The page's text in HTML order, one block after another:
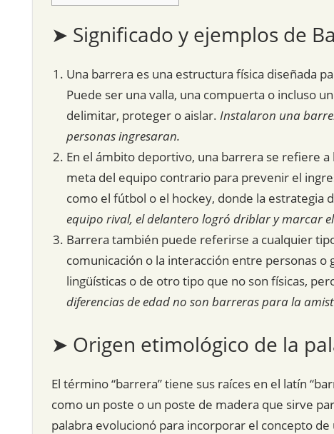
➤ Significado y ejemplos de
Una barrera es una estructura física diseñada
Puede ser una valla, una compuerta o incluso
delimitar, proteger o aislar. Instalaron una
personas ingresaran.
En el ámbito deportivo, una barrera se refiere
meta del equipo contrario para prevenir el
como el fútbol o el hockey, donde la estrategia
equipo rival, el delantero logró driblar y marcar
Barrera también puede referirse a cualquier
comunicación o la interacción entre personas
lingüísticas o de otro tipo que no son físicas,
diferencias de edad no son barreras para la
➤ Origen etimológico de la
El término “barrera” tiene sus raíces en el latín
como un poste o un poste de madera que sirve
palabra evolucionó para incorporar el concepto